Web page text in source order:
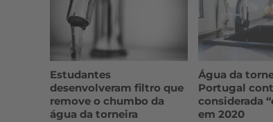
Estudantes
desenvolveram filtro que
remove o chumbo da
água da torneira
Água da
Portugal
considerada
em 2020